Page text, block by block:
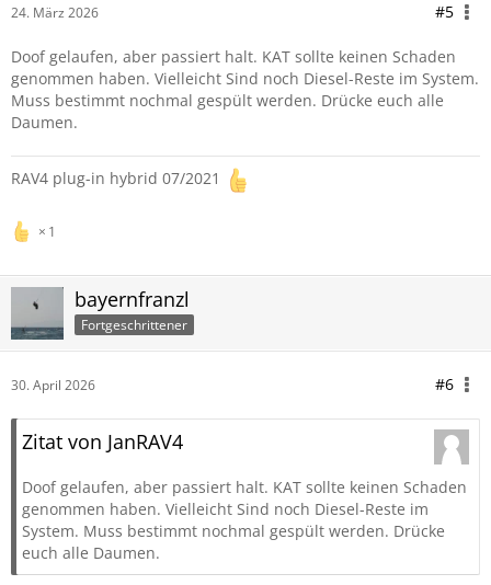
24. März 2026 #5
Doof gelaufen, aber passiert halt. KAT sollte keinen Schaden
genommen haben. Vielleicht Sind noch Diesel-Reste im System.
Muss bestimmt nochmal gespült werden. Drücke euch alle
Daumen.
RAV4 plug-in hybrid 07/2021
1
bayernfranzl
Fortgeschrittener
30. April 2026 #6
Zitat von JanRAV4
Doof gelaufen, aber passiert halt. KAT sollte keinen Schaden
genommen haben. Vielleicht Sind noch Diesel-Reste im
System. Muss bestimmt nochmal gespült werden. Drücke
euch alle Daumen.